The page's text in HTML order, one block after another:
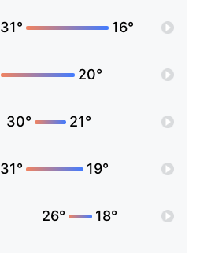
31° 16°
20°
30° 21°
31° 19°
26° 18°